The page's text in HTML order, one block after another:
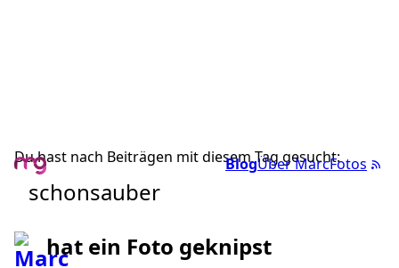
BlogÜber MarcFotos
Du hast nach Beiträgen mit diesem Tag gesucht:
schonsauber
hat ein Foto geknipst